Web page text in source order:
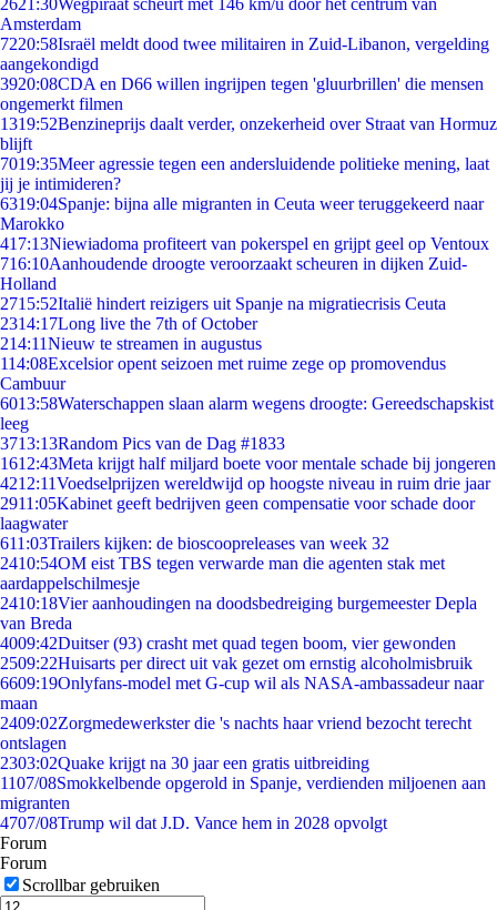
2621:30Wegpiraat scheurt met 146 km/u door het centrum van
Amsterdam
7220:58Israël meldt dood twee militairen in Zuid-Libanon, vergelding
aangekondigd
3920:08CDA en D66 willen ingrijpen tegen 'gluurbrillen' die mensen
ongemerkt filmen
1319:52Benzineprijs daalt verder, onzekerheid over Straat van Hormuz
blijft
7019:35Meer agressie tegen een andersluidende politieke mening, laat
jij je intimideren?
6319:04Spanje: bijna alle migranten in Ceuta weer teruggekeerd naar
Marokko
417:13Niewiadoma profiteert van pokerspel en grijpt geel op Ventoux
716:10Aanhoudende droogte veroorzaakt scheuren in dijken Zuid-
Holland
2715:52Italië hindert reizigers uit Spanje na migratiecrisis Ceuta
2314:17Long live the 7th of October
214:11Nieuw te streamen in augustus
114:08Excelsior opent seizoen met ruime zege op promovendus
Cambuur
6013:58Waterschappen slaan alarm wegens droogte: Gereedschapskist
leeg
3713:13Random Pics van de Dag #1833
1612:43Meta krijgt half miljard boete voor mentale schade bij jongeren
4212:11Voedselprijzen wereldwijd op hoogste niveau in ruim drie jaar
2911:05Kabinet geeft bedrijven geen compensatie voor schade door
laagwater
611:03Trailers kijken: de bioscoopreleases van week 32
2410:54OM eist TBS tegen verwarde man die agenten stak met
aardappelschilmesje
2410:18Vier aanhoudingen na doodsbedreiging burgemeester Depla
van Breda
4009:42Duitser (93) crasht met quad tegen boom, vier gewonden
2509:22Huisarts per direct uit vak gezet om ernstig alcoholmisbruik
6609:19Onlyfans-model met G-cup wil als NASA-ambassadeur naar
maan
2409:02Zorgmedewerkster die 's nachts haar vriend bezocht terecht
ontslagen
2303:02Quake krijgt na 30 jaar een gratis uitbreiding
1107/08Smokkelbende opgerold in Spanje, verdienden miljoenen aan
migranten
4707/08Trump wil dat J.D. Vance hem in 2028 opvolgt
Forum
Forum
Scrollbar gebruiken